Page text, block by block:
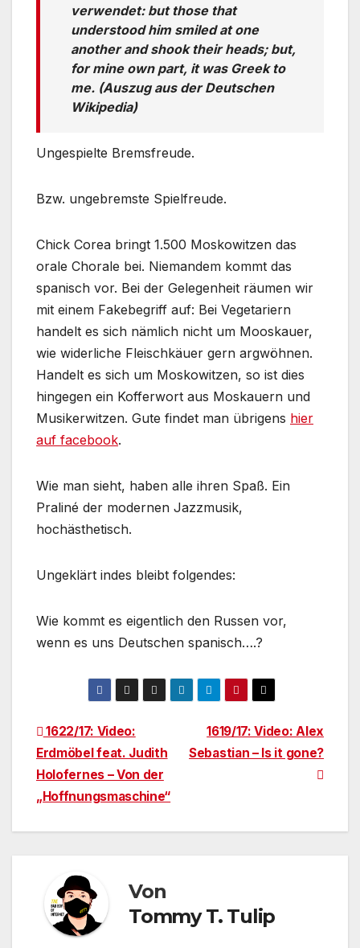
verwendet: but those that
understood him smiled at one
another and shook their heads; but,
for mine own part, it was Greek to
me. (Auszug aus der Deutschen
Wikipedia)
Ungespielte Bremsfreude.
Bzw. ungebremste Spielfreude.
Chick Corea bringt 1.500 Moskowitzen das
orale Chorale bei. Niemandem kommt das
spanisch vor. Bei der Gelegenheit räumen wir
mit einem Fakebegriff auf: Bei Vegetariern
handelt es sich nämlich nicht um Mooskauer,
wie widerliche Fleischkäuer gern argwöhnen.
Handelt es sich um Moskowitzen, so ist dies
hingegen ein Kofferwort aus Moskauern und
Musikerwitzen. Gute findet man übrigens hier
auf facebook.
Wie man sieht, haben alle ihren Spaß. Ein
Praliné der modernen Jazzmusik,
hochästhetisch.
Ungeklärt indes bleibt folgendes:
Wie kommt es eigentlich den Russen vor,
wenn es uns Deutschen spanisch….?
Beitragsnavigation1619/17: Video: Alex
Sebastian – Is it gone?
1622/17: Video:
Erdmöbel feat. Judith
Holofernes – Von der
„Hoffnungsmaschine“
Von
Tommy T. Tulip